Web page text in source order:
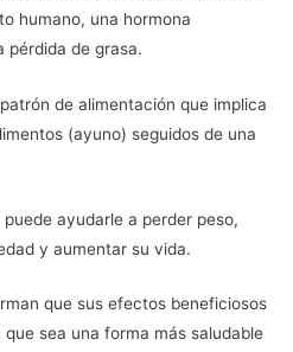
humano, una hormona
pérdida de grasa.
de alimentación que implica
(ayuno) seguidos de una
ayudarle a perder peso,
y aumentar su vida.
que sus efectos beneficiosos
sea una forma más saludable